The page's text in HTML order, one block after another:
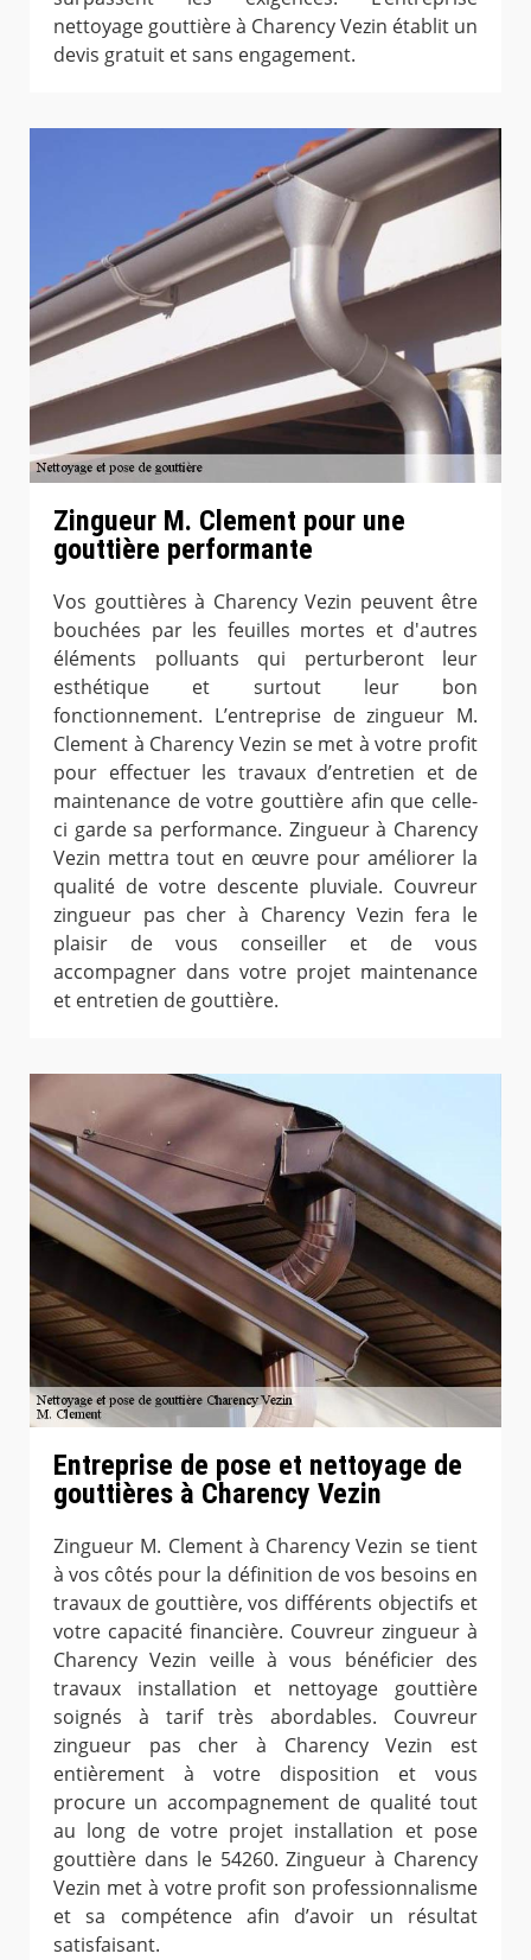
nettoyage gouttière à Charency Vezin établit un
devis gratuit et sans engagement.
Zingueur M. Clement pour une
gouttière performante
Vos gouttières à Charency Vezin peuvent être
bouchées par les feuilles mortes et d'autres
éléments polluants qui perturberont leur
esthétique et surtout leur bon
fonctionnement. L’entreprise de zingueur M.
Clement à Charency Vezin se met à votre profit
pour effectuer les travaux d’entretien et de
maintenance de votre gouttière afin que celle-
ci garde sa performance. Zingueur à Charency
Vezin mettra tout en œuvre pour améliorer la
qualité de votre descente pluviale. Couvreur
zingueur pas cher à Charency Vezin fera le
plaisir de vous conseiller et de vous
accompagner dans votre projet maintenance
et entretien de gouttière.
Entreprise de pose et nettoyage de
gouttières à Charency Vezin
Zingueur M. Clement à Charency Vezin se tient
à vos côtés pour la définition de vos besoins en
travaux de gouttière, vos différents objectifs et
votre capacité financière. Couvreur zingueur à
Charency Vezin veille à vous bénéficier des
travaux installation et nettoyage gouttière
soignés à tarif très abordables. Couvreur
zingueur pas cher à Charency Vezin est
entièrement à votre disposition et vous
procure un accompagnement de qualité tout
au long de votre projet installation et pose
gouttière dans le 54260. Zingueur à Charency
Vezin met à votre profit son professionnalisme
et sa compétence afin d’avoir un résultat
satisfaisant.